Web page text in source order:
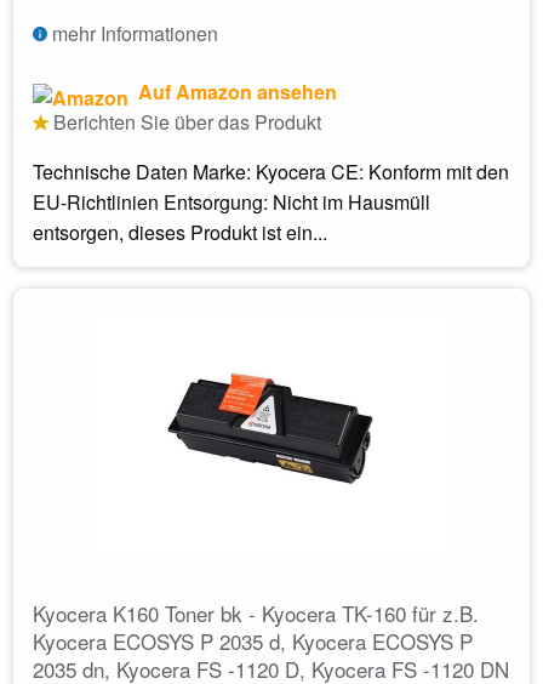
mehr Informationen
Auf Amazon ansehen
Berichten Sie über das Produkt
Technische Daten Marke: Kyocera CE: Konform mit den
EU-Richtlinien Entsorgung: Nicht im Hausmüll
entsorgen, dieses Produkt ist ein...
Kyocera K160 Toner bk - Kyocera TK-160 für z.B.
Kyocera ECOSYS P 2035 d, Kyocera ECOSYS P
2035 dn, Kyocera FS -1120 D, Kyocera FS -1120 DN